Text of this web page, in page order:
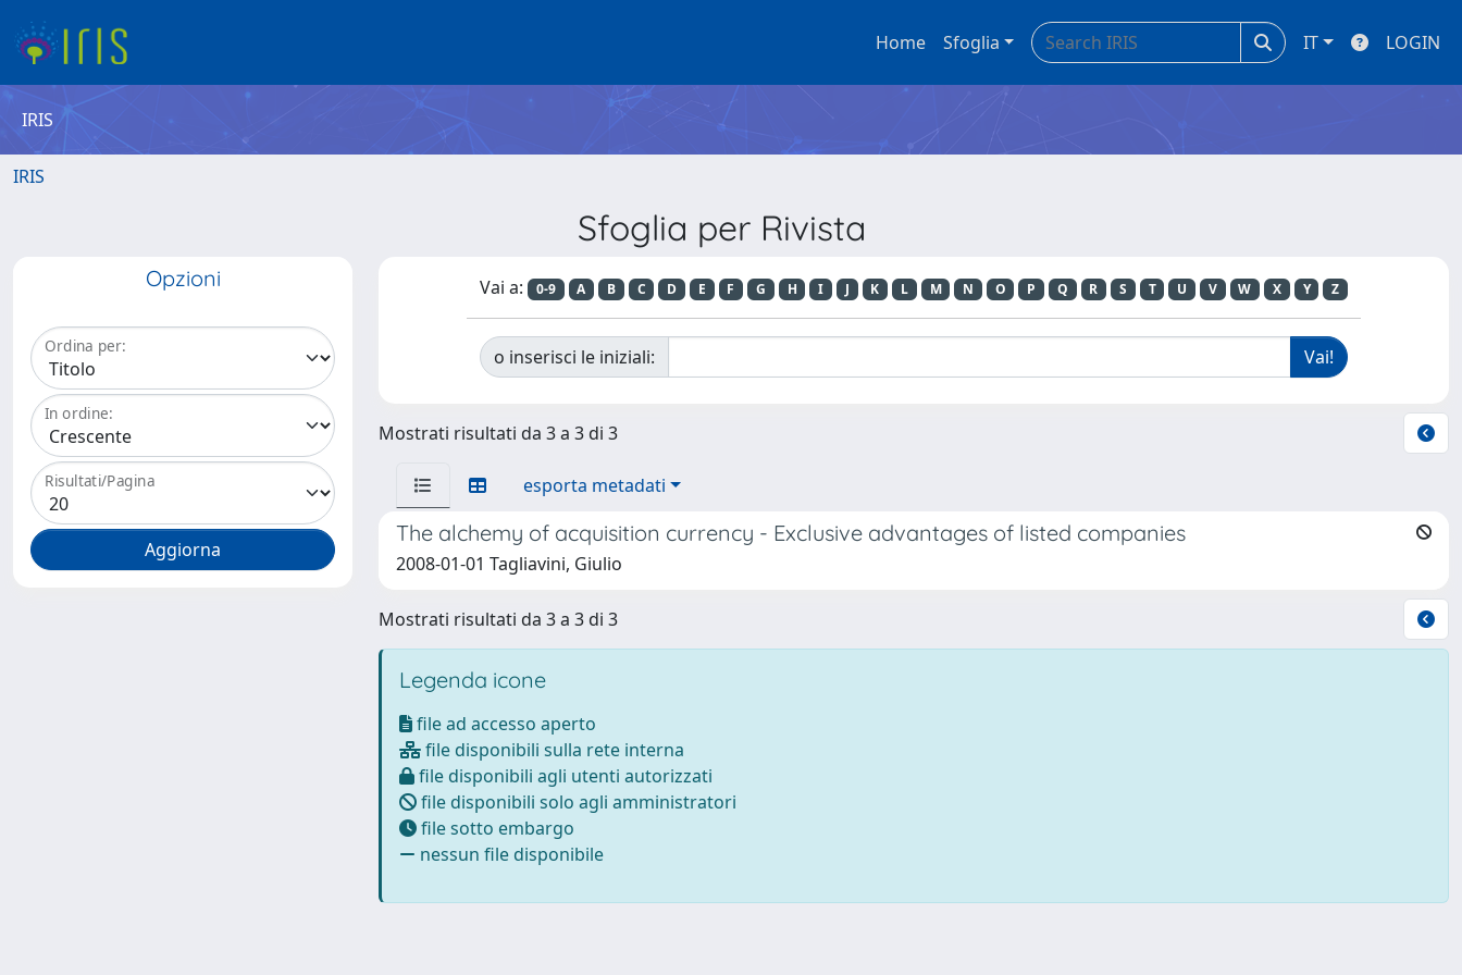
Home Sfoglia IT LOGIN
IRIS
IRIS
Sfoglia per Rivista
Opzioni
Ordina per:
In ordine:
Risultati/Pagina
Vai a: 0-9 A B C D E F G H I J K L M N O P Q R S T U V W X Y Z
o inserisci le iniziali:
Mostrati risultati da 3 a 3 di 3
esporta metadati
The alchemy of acquisition currency - Exclusive advantages of listed companies
2008-01-01 Tagliavini, Giulio
Mostrati risultati da 3 a 3 di 3
Legenda icone
file ad accesso aperto
file disponibili sulla rete interna
file disponibili agli utenti autorizzati
file disponibili solo agli amministratori
file sotto embargo
nessun file disponibile